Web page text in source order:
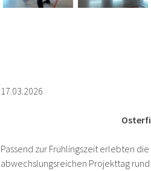
17.03.2026
Passend zur Frühlingszeit erlebten
abwechslungsreichen Projekttag